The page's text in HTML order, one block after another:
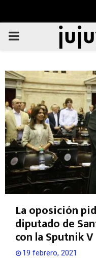
PRIMARY
La oposición
diputado de
con la Sputnik V
19 febrero, 2021